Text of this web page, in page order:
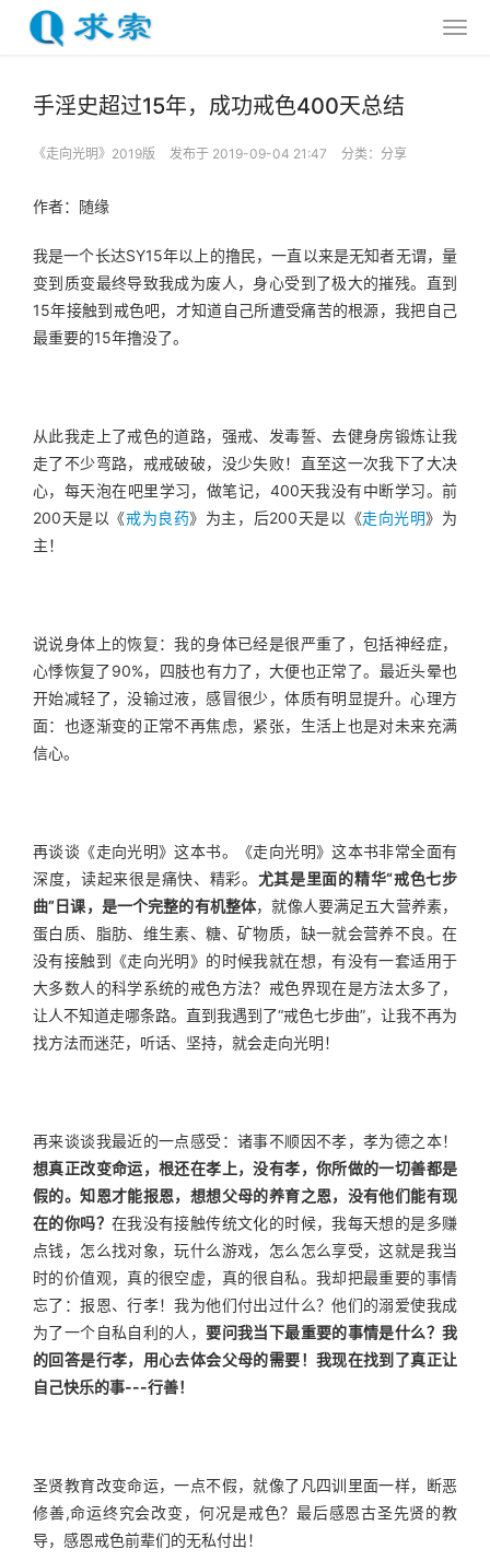
手淫史超过15年，成功戒色400天总结
《走向光明》2019版 发布于 2019-09-04 21:47 分类： 分享
作者：随缘
我是一个长达SY15年以上的撸民，一直以来是无知者无谓，量
变到质变最终导致我成为废人，身心受到了极大的摧残。直到
15年接触到戒色吧，才知道自己所遭受痛苦的根源，我把自己
最重要的15年撸没了。
从此我走上了戒色的道路，强戒、发毒誓、去健身房锻炼让我
走了不少弯路，戒戒破破，没少失败！直至这一次我下了大决
心，每天泡在吧里学习，做笔记，400天我没有中断学习。前
200天是以《戒为良药》为主，后200天是以《走向光明》为
主！
说说身体上的恢复：我的身体已经是很严重了，包括神经症，
心悸恢复了90%，四肢也有力了，大便也正常了。最近头晕也
开始减轻了，没输过液，感冒很少，体质有明显提升。心理方
面：也逐渐变的正常不再焦虑，紧张，生活上也是对未来充满
信心。
再谈谈《走向光明》这本书。《走向光明》这本书非常全面有
深度，读起来很是痛快、精彩。 尤其是里面的精华“戒色七步
曲”日课，是一个完整的有机整体，就像人要满足五大营养素，
蛋白质、脂肪、维生素、糖、矿物质，缺一就会营养不良。在
没有接触到《走向光明》的时候我就在想，有没有一套适用于
大多数人的科学系统的戒色方法？戒色界现在是方法太多了，
让人不知道走哪条路。直到我遇到了“戒色七步曲”，让我不再为
找方法而迷茫，听话、坚持，就会走向光明！
再来谈谈我最近的一点感受：诸事不顺因不孝，孝为德之本！
想真正改变命运，根还在孝上，没有孝，你所做的一切善都是
假的。知恩才能报恩，想想父母的养育之恩，没有他们能有现
在的你吗？ 在我没有接触传统文化的时候，我每天想的是多赚
点钱，怎么找对象，玩什么游戏，怎么怎么享受，这就是我当
时的价值观，真的很空虚，真的很自私。我却把最重要的事情
忘了：报恩、行孝！我为他们付出过什么？他们的溺爱使我成
为了一个自私自利的人，要问我当下最重要的事情是什么？我
的回答是行孝，用心去体会父母的需要！ 我现在找到了真正让
自己快乐的事---行善！
圣贤教育改变命运，一点不假，就像了凡四训里面一样，断恶
修善,命运终究会改变，何况是戒色？最后感恩古圣先贤的教
导，感恩戒色前辈们的无私付出！